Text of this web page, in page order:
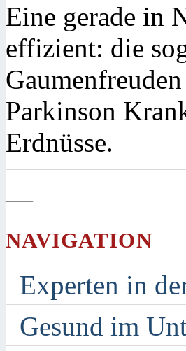
Eine gerade in
effizient: die
Parkinson
Erdnüsse.
—
NAVIGATION
Experten in
Gesund im